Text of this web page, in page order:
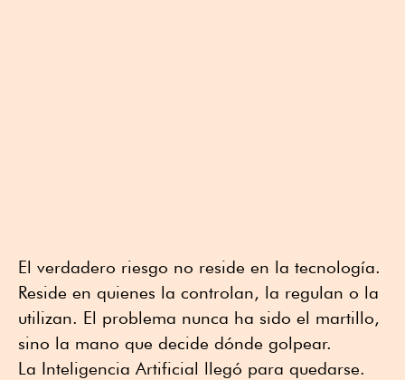
El verdadero riesgo no reside en la tecnología.
Reside en quienes la controlan, la regulan o la
utilizan. El problema nunca ha sido el martillo,
sino la mano que decide dónde golpear.
La Inteligencia Artificial llegó para quedarse.